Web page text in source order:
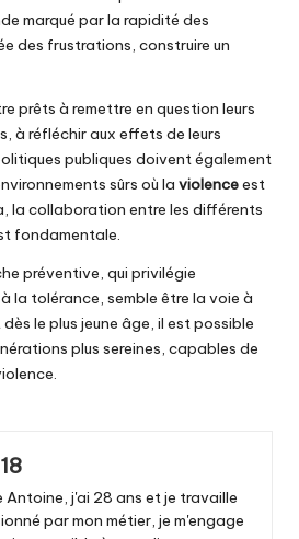
marqué par la rapidité des
des frustrations, construire un
prêts à remettre en question leurs
à réfléchir aux effets de leurs
publiques doivent également
sûrs où la violenceest
la collaboration entre les différents
fondamentale.
préventive, qui privilégie
la tolérance, semble être la voie à
le plus jeune âge, il est possible
plus sereines, capables de
Antoine, j'ai 28 ans et je travaille
par mon métier, je m'engage